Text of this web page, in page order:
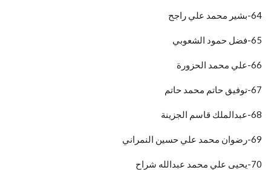
64-بشير محمد علي راجح
65-فضل حمود الشعوبي
66-علي محمد الحزورة
67-توفيق حاتم محمد حاتم
68-عبدالملك قاسم الجزينة
69-رضوان محمد علي حسين النمراني
70-يحيى علي محمد عبدالله شراح